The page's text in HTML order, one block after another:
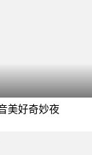
美好奇妙夜